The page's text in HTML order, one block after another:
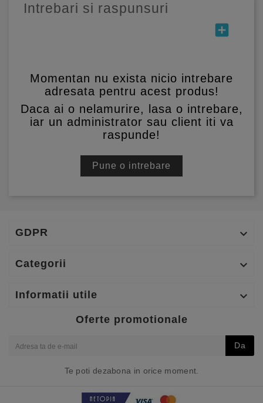
Intrebari si raspunsuri
add_box
Momentan nu exista nicio intrebare
adresata pentru acest produs!
Daca ai o nelamurire, lasa o intrebare,
iar un administrator sau client iti va
raspunde!
Pune o intrebare
GDPR 
Categorii 
Informatii utile 
Oferte promotionale
Da
Te poti dezabona in orice moment.